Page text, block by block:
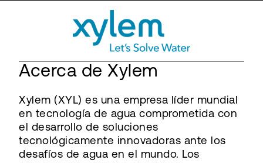
Acerca de Xylem
Xylem (XYL) es una empresa líder mundial
en tecnología de agua comprometida con
el desarrollo de soluciones
tecnológicamente innovadoras ante los
desafíos de agua en el mundo. Los